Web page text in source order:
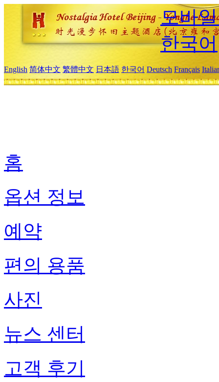
모바
한국어
English 简体中文 繁體中文 日本語 한국어 Deutsch Français
홈
옵션 정보
예약
편의 용품
사진
뉴스 센터
고객 후기